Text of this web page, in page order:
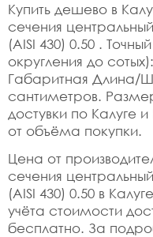
Купить дешево в
сечения
(AISI 430) 0.50 .
округления до
Габаритная Длина/
сантиметров.
достувки по Калуге
от объёма покупки.
Цена от
сечения
(AISI 430) 0.50 в
учёта стоимости
бесплатно. За